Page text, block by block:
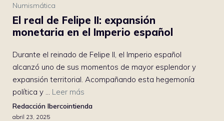
Numismática
El real de Felipe II: expansión
monetaria en el Imperio español
Durante el reinado de Felipe II, el Imperio español
alcanzó uno de sus momentos de mayor esplendor y
expansión territorial. Acompañando esta hegemonía
política y ... Leer más
Redacción Ibercointienda
abril 23, 2025